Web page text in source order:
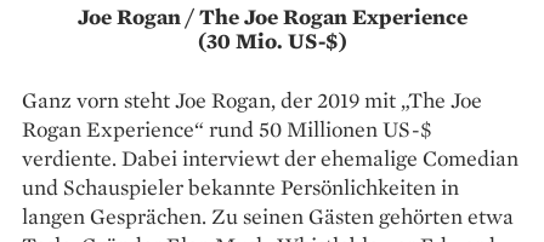
Joe Rogan / The Joe Rogan Experience
(30 Mio. US-$)
Ganz vorn steht Joe Rogan, der 2019 mit „The Joe
Rogan Experience“ rund 50 Millionen US-$
verdiente. Dabei interviewt der ehemalige Comedian
und Schauspieler bekannte Persönlich­keiten in
langen Gesprächen. Zu seinen Gästen gehörten etwa